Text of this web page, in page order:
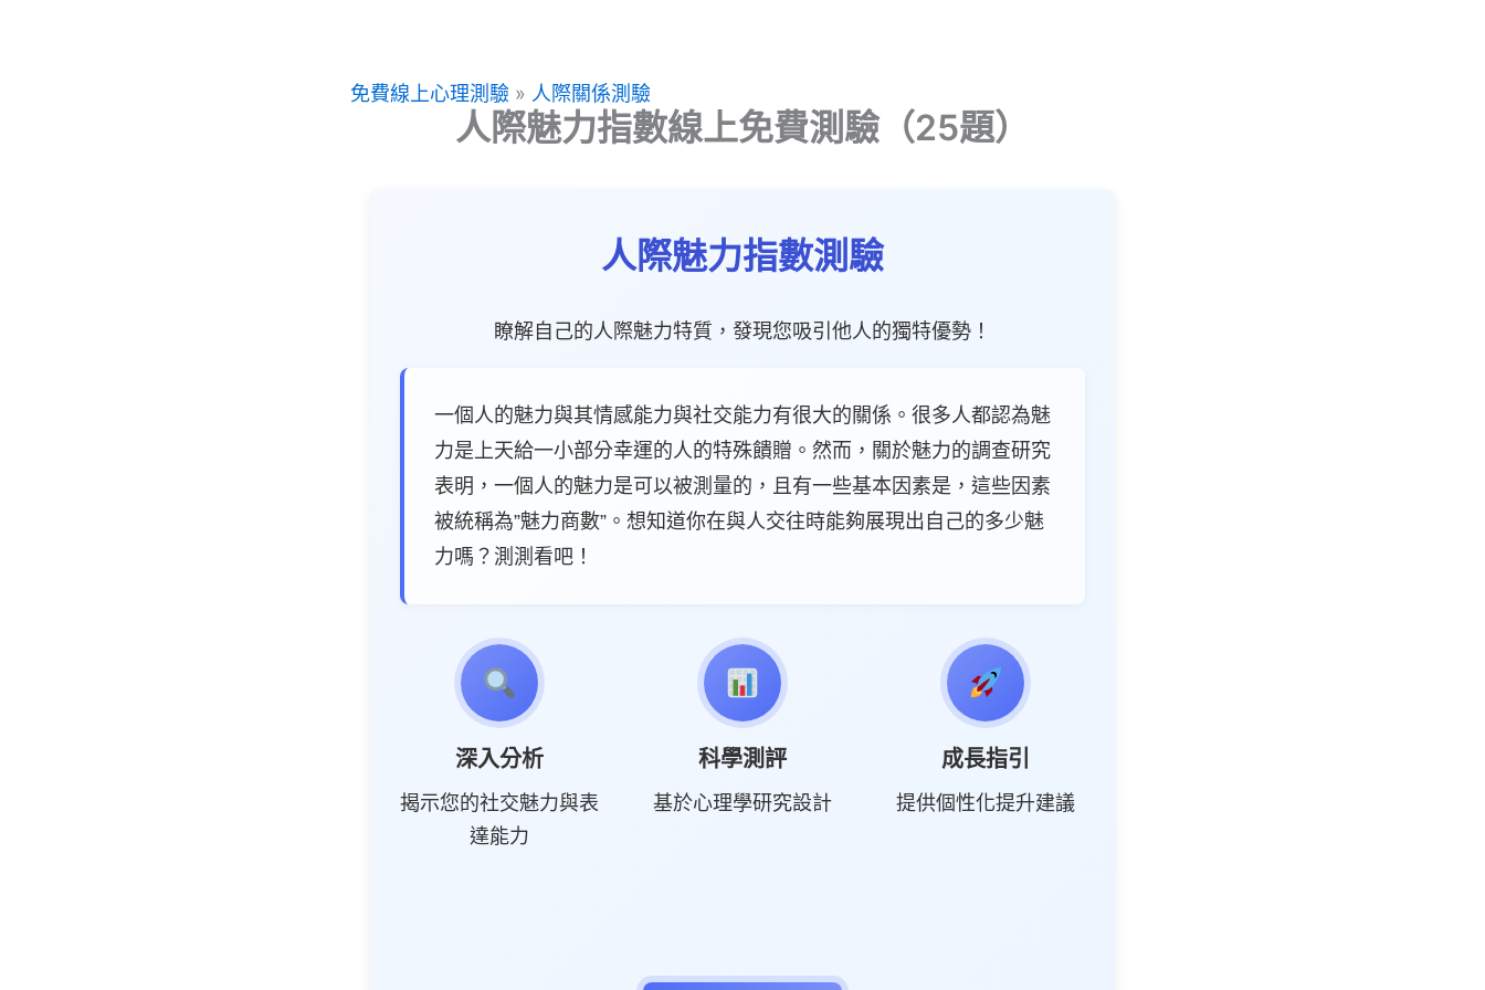
免費線上心理測驗 » 人際關係測驗
人際魅力指數線上免費測驗（25題）
人際魅力指數測驗
瞭解自己的人際魅力特質，發現您吸引他人的獨特優勢！
一個人的魅力與其情感能力與社交能力有很大的關係。很多人都認為魅
力是上天給一小部分幸運的人的特殊饋贈。然而，關於魅力的調查研究
表明，一個人的魅力是可以被測量的，且有一些基本因素是，這些因素
被統稱為”魅力商數”。想知道你在與人交往時能夠展現出自己的多少魅
力嗎？測測看吧！
深入分析
揭示您的社交魅力與表
達能力
科學測評
基於心理學研究設計
成長指引
提供個性化提升建議